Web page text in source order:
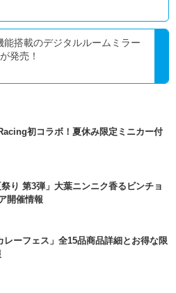
能搭載のデジタルルームミラー
発売！
初コラボ！夏休み限定ミニカー付
り 第3弾」大葉ニンニク香るビンチョ
開催情報
レーフェス」全15品商品詳細とお得な限